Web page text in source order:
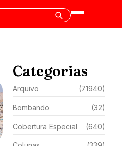
Categorias
Arquivo (71940)
Bombando (32)
Cobertura Especial (640)